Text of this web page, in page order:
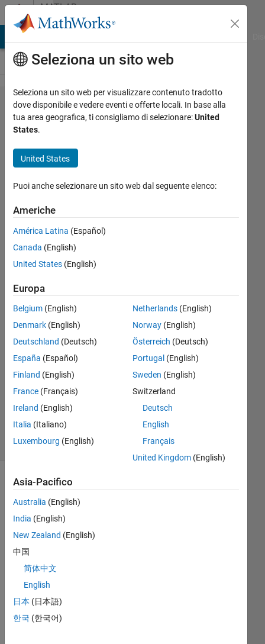
Vai al contenutoMATLAB
Answers
How to
learn (or
training is
timing
functions
in
Simulink
Sinscape
Shane
3 Dic
2024
Risposta
Aggiornato
4 Dic 2024
Visualizzazioni
(30 giorni)
Wh
Onr
am
Seleziona un sito web
Seleziona un sito web per visualizzare contenuto tradotto
dove disponibile e vedere eventi e offerte locali. In base alla
tua area geografica, ti consigliamo di selezionare:United
States.
United States
Puoi anche selezionare un sito web dal seguente elenco:
Americhe
América Latina (Español)
Canada (English)
United States (English)
Europa
Belgium (English)
Denmark (English)
Deutschland (Deutsch)
España (Español)
Finland (English)
France (Français)
Ireland (English)
Italia (Italiano)
Luxembourg (English)
Netherlands(English)
Norway(English)
Österreich (Deutsch)
Portugal (English)
Sweden (English)
Switzerland
Deutsch
English
Français
United Kingdom(English)
Asia-Pacifico
Australia (English)
India (English)
New Zealand (English)
中国
简体中文
English
日本 (日本語)
한국 (한국어)